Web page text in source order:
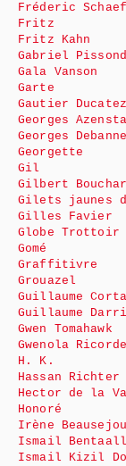
Fréderic
Fritz
Fritz Kahn
Gabriel
Gala Vanson
Garte
Gautier Ducatez
Georges
Georges Debanne
Georgette
Gil
Gilbert
Gilets jaunes
Gilles Favier
Globe Trottoir
Gomé
Graffitivre
Grouazel
Guillaume
Guillaume
Gwen Tomahawk
Gwenola
H. K.
Hassan Richter
Hector de la
Honoré
Irène
Ismail
Ismail Kizil